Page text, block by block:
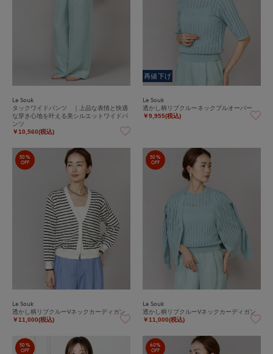
Le Souk
タックワイドパンツ ｜上品な表情と快適
な穿き心地を叶える美シルエットワイドパ
ンツ
￥10,560(税込)
再値下げ
Le Souk
透かし柄リブクルーネックプルオーバー
￥9,955(税込)
50%
OFF
Le Souk
透かし柄リブクルーVネックカーディガン
￥11,000(税込)
50%
OFF
Le Souk
透かし柄リブクルーVネックカーディガン
￥11,000(税込)
50%
OFF
60%
OFF